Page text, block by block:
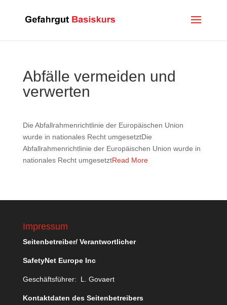
Abfälle vermeiden und
verwerten
Die Abfallrahmenrichtlinie der Europäischen Union
wurde in nationales Recht umgesetztDie
Abfallrahmenrichtlinie der Europäischen Union wurde in
nationales Recht umgesetztRead More
Impressum
Seitenbetreiber/ Verantwortlicher
SafetyNet Europe Inc
Geschäftsführer: L. Govaert
Kontaktdaten des Seitenbetreibers